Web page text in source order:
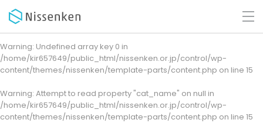
Warning: Undefined array key 0 in
/home/kir657649/public_html/nissenken.or.jp/control/wp-
content/themes/nissenken/template-parts/content.php on line 15
Warning: Attempt to read property "cat_name" on null in
/home/kir657649/public_html/nissenken.or.jp/control/wp-
content/themes/nissenken/template-parts/content.php on line 15